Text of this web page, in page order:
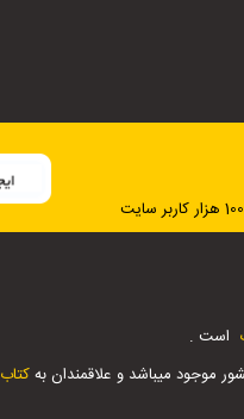
است .
موجود میباشد و علاقمندان بهکتاب